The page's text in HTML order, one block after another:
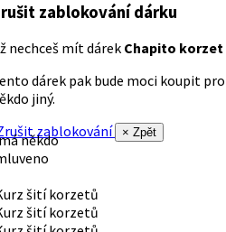
zablokování dárku
nechceš mít dárek Chapito korzet
dárek pak bude moci koupit pro
jiný.
zablokování
× Zpět
někdo